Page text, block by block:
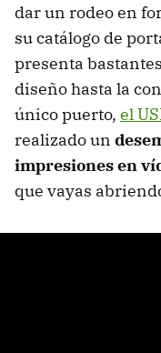
dar un rodeo en
su catálogo de
presenta
diseño hasta la
único puerto, el
realizado un
impresiones en
que vayas